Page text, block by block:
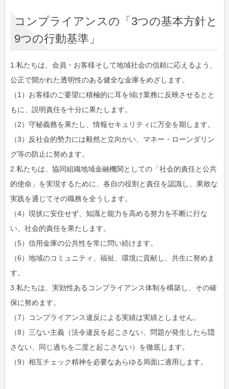
コンプライアンスの「3つの基本方針と
9つの行動基準」
1.私たちは、会員・お客様そして地域社会の信頼に応えるよう、
公正で開かれた透明性のある健全な金庫をめざします。
（1）お客様のご要望に積極的に耳を傾け業務に反映させるとと
もに、説明責任を十分に果たします。
（2）守秘義務を果たし、情報セキュリティに万全を期します。
（3）反社会的勢力には毅然と立向かい、マネー・ローンダリン
グ等の防止に努めます。
2.私たちは、協同組織地域金融機関としての「社会的責任と公共
的使命」を実現するために、各自の役割と責任を認識し、果敢な
実践を通じてその職務を全うします。
（4）現状に安住せず、知識と能力を高める努力を不断に行な
い、社会的責任を果たします。
（5）信用金庫の公共性を常に問い続けます。
（6）地域のコミュニティ、福祉、環境に貢献し、共生に努めま
す。
3.私たちは、実効性あるコンプライアンス体制を構築し、その確
保に努めます。
（7）コンプライアンス違反による実績は実績としません。
（8）三ない主義（法令違反を起こさない、問題が発生したら隠
さない、同じ過ちを二度と起こさない）を徹底します。
（9）相互チェック精神を必要なあらゆる局面に適用します。